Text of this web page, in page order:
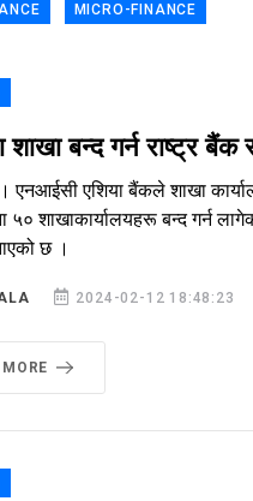
MICRO-FINANCE
शाखा बन्द गर्न राष्ट्र
एनआईसी एशिया बैंकले शाखा
शाखाकार्यालयहरू बन्द गर्न
छ ।
2024-02-12 18:48:23